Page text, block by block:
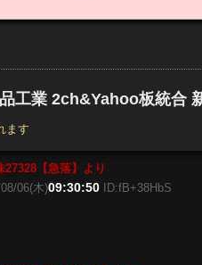
品工業 2ch&Yahoo板統合
ます
【急落】 より
08/06(木)09:30:50 ID:fB+38HbS